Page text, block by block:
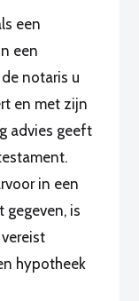
een
een
notaris u
en met zijn
advies geeft
in een
is
hypotheek